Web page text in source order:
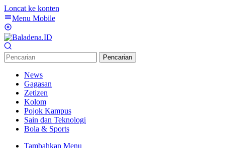
Loncat ke konten
Menu Mobile
Pencarian
News
Gagasan
Zetizen
Kolom
Pojok Kampus
Sain dan Teknologi
Bola & Sports
Tambahkan Menu